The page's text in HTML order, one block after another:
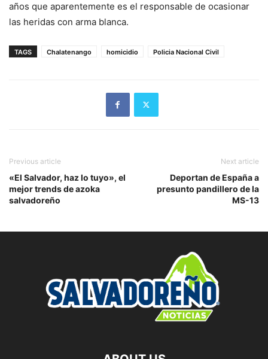
años que aparentemente es el responsable de ocasionar
las heridas con arma blanca.
TAGS Chalatenango homicidio Policia Nacional Civil
Previous article
«El Salvador, haz lo tuyo», el
mejor trends de azoka
salvadoreño
Next article
Deportan de España a
presunto pandillero de la
MS-13